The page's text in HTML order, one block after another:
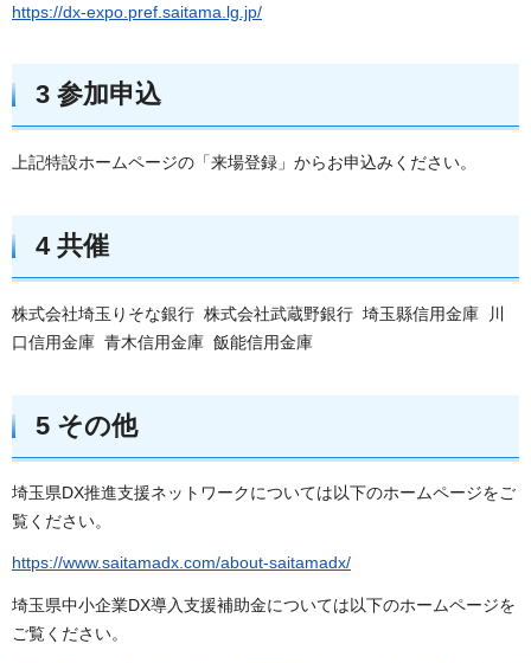
https://dx-expo.pref.saitama.lg.jp/
3 参加申込
上記特設ホームページの「来場登録」からお申込みください。
4 共催
株式会社埼玉りそな銀行 株式会社武蔵野銀行 埼玉縣信用金庫 川
口信用金庫 青木信用金庫 飯能信用金庫
5 その他
埼玉県DX推進支援ネットワークについては以下のホームページをご
覧ください。
https://www.saitamadx.com/about-saitamadx/
埼玉県中小企業DX導入支援補助金については以下のホームページを
ご覧ください。